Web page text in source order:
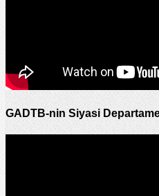
GADTB-nin Siyasi